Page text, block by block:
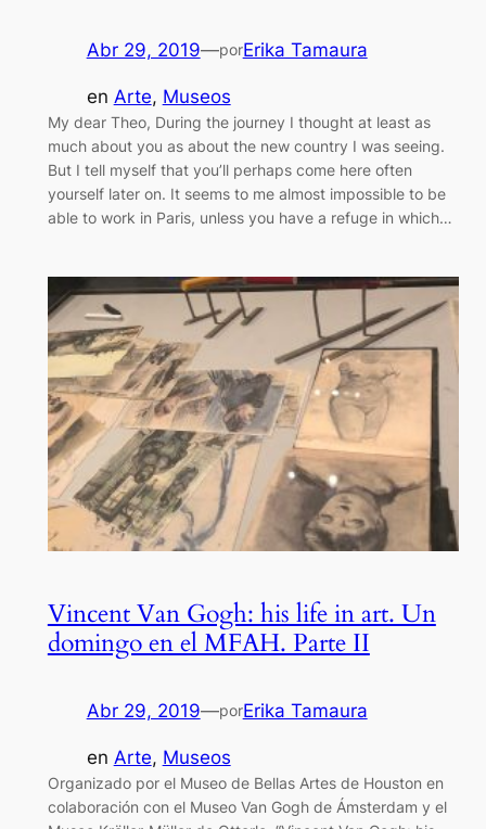
Abr 29, 2019—porErika Tamaura
en Arte, Museos
My dear Theo, During the journey I thought at least as
much about you as about the new country I was seeing.
But I tell myself that you’ll perhaps come here often
yourself later on. It seems to me almost impossible to be
able to work in Paris, unless you have a refuge in which…
Vincent Van Gogh: his life in art. Un
domingo en el MFAH. Parte II
Abr 29, 2019—porErika Tamaura
en Arte, Museos
Organizado por el Museo de Bellas Artes de Houston en
colaboración con el Museo Van Gogh de Ámsterdam y el